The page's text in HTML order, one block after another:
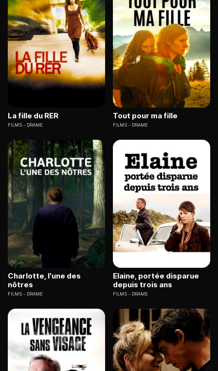
La fille du RER
FILMS DRAME
Tout pour ma fille
FILMS DRAME
Charlotte, l'une des
nôtres
FILMS DRAME
Elaine, portée disparue
depuis trois ans
FILMS DRAME